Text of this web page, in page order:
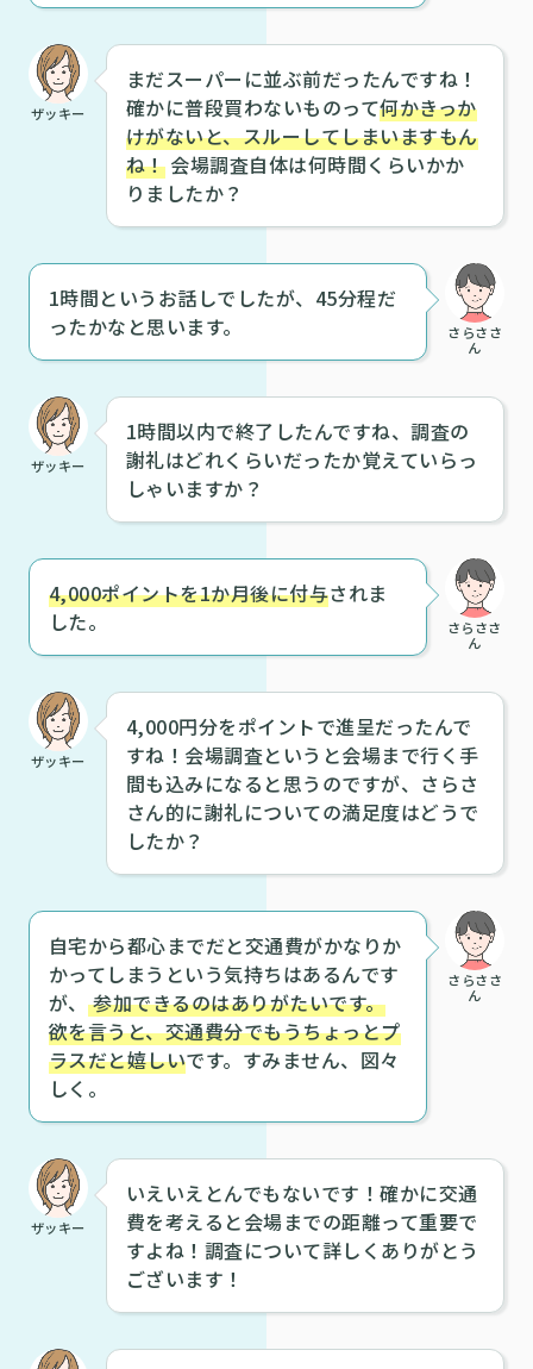
ザッキー
まだスーパーに並ぶ前だったんですね！
確かに普段買わないものって何かきっか
けがないと、スルーしてしまいますもん
ね！会場調査自体は何時間くらいかか
りましたか？
さらささ
ん
1時間というお話しでしたが、45分程だ
ったかなと思います。
ザッキー
1時間以内で終了したんですね、調査の
謝礼はどれくらいだったか覚えていらっ
しゃいますか？
さらささ
ん
4,000ポイントを1か月後に付与されま
した。
ザッキー
4,000円分をポイントで進呈だったんで
すね！会場調査というと会場まで行く手
間も込みになると思うのですが、さらさ
さん的に謝礼についての満足度はどうで
したか？
さらささ
ん
自宅から都心までだと交通費がかなりか
かってしまうという気持ちはあるんです
が、 参加できるのはありがたいです。
欲を言うと、交通費分でもうちょっとプ
ラスだと嬉しいです。すみません、図々
しく。
ザッキー
いえいえとんでもないです！確かに交通
費を考えると会場までの距離って重要で
すよね！調査について詳しくありがとう
ございます！